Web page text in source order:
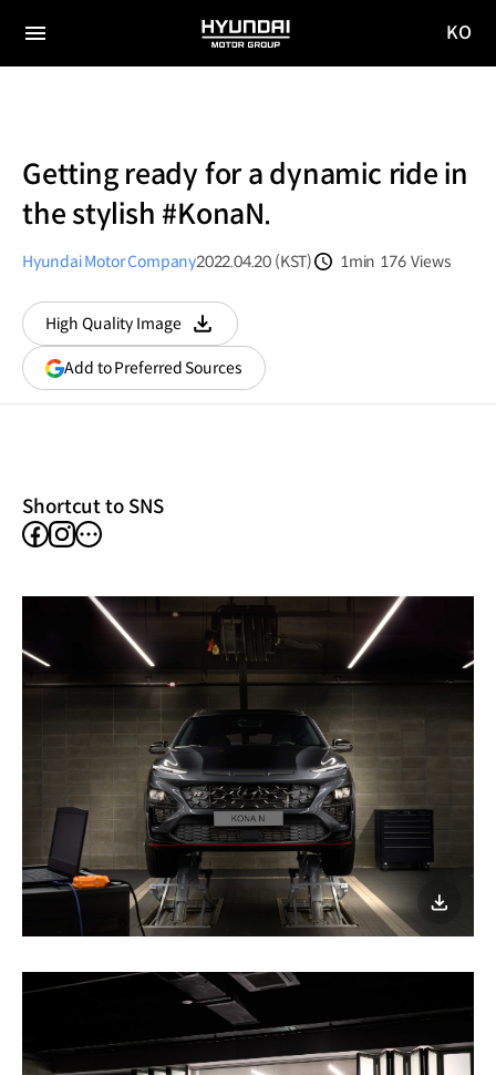
전체
HYUNDAI
MOTOR
KO
Getting ready for a dynamic ride in
the stylish #KonaN.
Hyundai Motor Company2022.04.20 (KST)
1min 176 Views
High Quality Image
다운로드
Add to Preferred Sources(opens
in
Shortcut to SNS
facebook
instagram
other
SNS
이미지
다운로드